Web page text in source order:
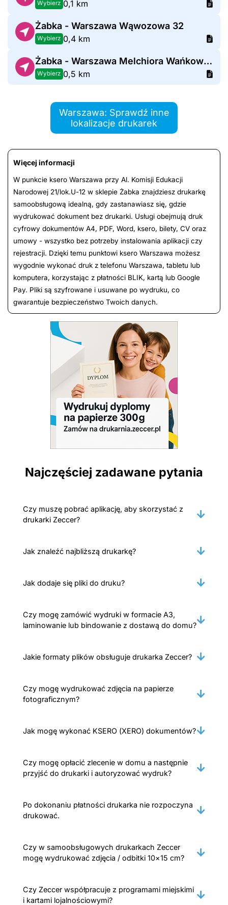
Wybierz 0,1 km
Żabka - Warszawa Wąwozowa 32
Wybierz 0,4 km
Żabka - Warszawa Melchiora Wańkowicza 1
Wybierz 0,5 km
Warszawa: Sprawdź inne
lokalizacje drukarek
Więcej informacji
W punkcie ksero Warszawa przy Al. Komisji Edukacji
Narodowej 21/lok.U-12 w sklepie Żabka znajdziesz drukarkę
samoobsługową idealną, gdy zastanawiasz się, gdzie
wydrukować dokument bez drukarki. Usługi obejmują druk
cyfrowy dokumentów A4, PDF, Word, ksero, bilety, CV oraz
umowy - wszystko bez potrzeby instalowania aplikacji czy
rejestracji. Dzięki temu punktowi ksero Warszawa możesz
wygodnie wykonać druk z telefonu Warszawa, tabletu lub
komputera, korzystając z płatności BLIK, kartą lub Google
Pay. Pliki są szyfrowane i usuwane po wydruku, co
gwarantuje bezpieczeństwo Twoich danych.
Najczęściej zadawane pytania
Czy muszę pobrać aplikację, aby skorzystać z
drukarki Zeccer?
Jak znaleźć najbliższą drukarkę?
Jak dodaje się pliki do druku?
Czy mogę zamówić wydruki w formacie A3,
laminowanie lub bindowanie z dostawą do domu?
Jakie formaty plików obsługuje drukarka Zeccer?
Czy mogę wydrukować zdjęcia na papierze
fotograficznym?
Jak mogę wykonać KSERO (XERO) dokumentów?
Czy mogę opłacić zlecenie w domu a następnie
przyjść do drukarki i autoryzować wydruk?
Po dokonaniu płatności drukarka nie rozpoczyna
drukować.
Czy w samoobsługowych drukarkach Zeccer
mogę wydrukować zdjęcia / odbitki 10×15 cm?
Czy Zeccer współpracuje z programami miejskimi
i kartami lojalnościowymi?